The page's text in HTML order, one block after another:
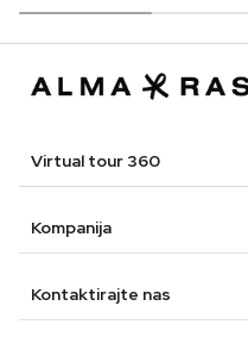
Virtual tour 360
Kompanija
Kontaktirajte nas